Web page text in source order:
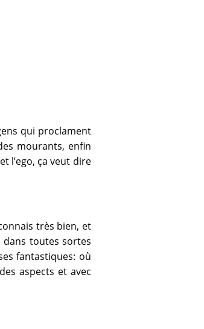
qui proclament
mourants, enfin
l’ego, ça veut dire
très bien, et
dans toutes sortes
fantastiques: où
aspects et avec